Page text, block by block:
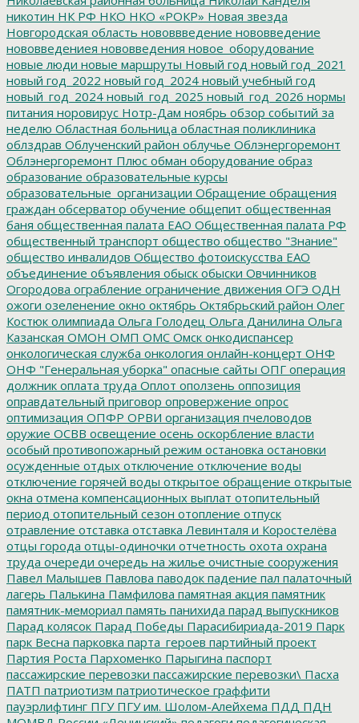
никотин НК РФ НКО НКО «РОКР» Новая звезда
Новгородская область нововвведение нововведение
нововведениея нововведения новое_оборудование
новые люди новые маршруты Новый год новый год_2021
новый год_2022 новый год_2024 новый учебный год
новый_год_2024 новый_год_2025 новый_год_2026 нормы
питания норовирус Нотр-Дам ноябрь обзор событий за
неделю Областная больница областная поликлиника
облздрав Облученский район облучье Облэнергоремонт
Облэнергоремонт Плюс обман оборудование образ
образование образовательные курсы
образовательные_организации Обращение обращения
граждан обсерватор обучение общепит общественная
баня общественная палата ЕАО Общественная палата РФ
общественный транспорт общество общество "Знание"
общество инвалидов Общество фотоискусства ЕАО
объединение объявления обыск обыски Овчинников
Огородова ограбление ограничение движения ОГЭ ОДН
ожоги озеленение окно октябрь Октябрьский район Олег
Костюк олимпиада Ольга Голодец Ольга Данилина Ольга
Казанская ОМОН ОМП ОМС Омск онкодиспансер
онкологическая служба онкология онлайн-концерт ОНФ
ОНФ "Генеральная уборка" опасные сайты ОПГ операция
должник оплата труда Оплот оползень оппозиция
оправдательный приговор опровержение опрос
оптимизация ОПФР ОРВИ организация пчеловодов
оружие ОСВВ освещение осень оскорбление власти
особый противопожарный режим остановка остановки
осужденные отдых отключение отключение воды
отключение горячей воды открытое обращение открытые
окна отмена компенсационных выплат отопительный
период отопительный сезон отопление отпуск
отравление отставка отставка Левинталя и Коростелёва
отцы города отцы-одиночки отчетность охота охрана
труда очереди очередь на жилье очистные сооружения
Павел Малышев Павлова паводок падение пал палаточный
лагерь Палькина Памфилова памятная акция памятник
памятник-мемориал память панихида парад выпускников
Парад колясок Парад Победы Парасибириада-2019 Парк
парк Весна парковка парта_героев партийный проект
Партия Роста Пархоменко Парыгина паспорт
пассажирские перевозки пассажирские перевозки\ Пасха
ПАТП патриотизм патриотическое граффити
пауэрлифтинг ПГУПГУ им. Шолом-Алейхема ПДД ПДН